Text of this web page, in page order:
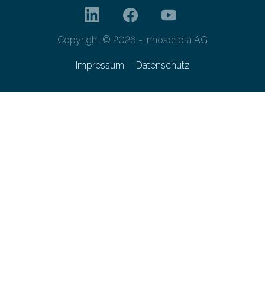
Copyright © 2026 - innoscripta AG
Impressum Datenschutz